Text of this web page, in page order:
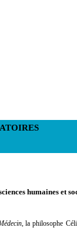
humaines et
, la philosophe